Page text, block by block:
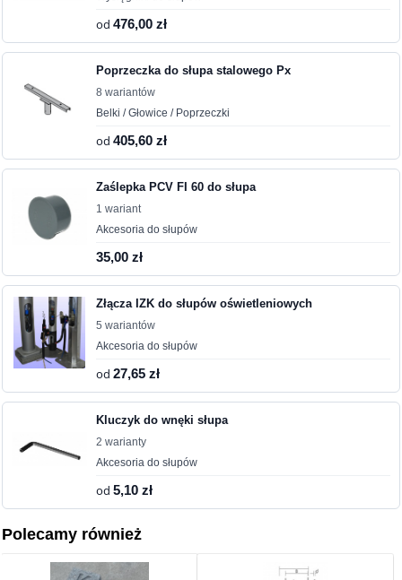
od476,00 zł
Poprzeczka do słupa stalowego Px
8 wariantów
Belki / Głowice / Poprzeczki
od405,60 zł
Zaślepka PCV FI 60 do słupa
1 wariant
Akcesoria do słupów
35,00 zł
Złącza IZK do słupów oświetleniowych
5 wariantów
Akcesoria do słupów
od27,65 zł
Kluczyk do wnęki słupa
2 warianty
Akcesoria do słupów
od5,10 zł
Polecamy również